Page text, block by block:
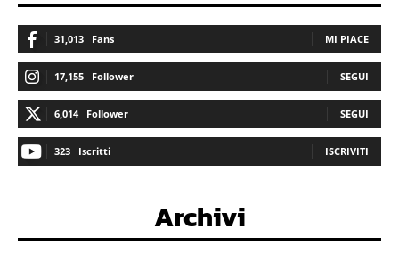
31,013 Fans MI PIACE
17,155 Follower SEGUI
6,014 Follower SEGUI
323 Iscritti ISCRIVITI
Archivi